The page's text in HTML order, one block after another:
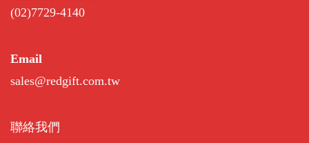
(02)7729-4140
Email
sales@redgift.com.tw
聯絡我們